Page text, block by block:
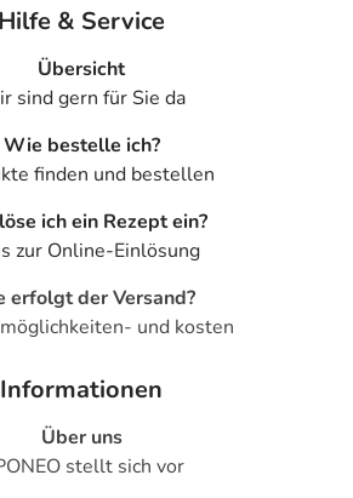
Hilfe & Service
Übersicht
sind gern für Sie da
Wie bestelle ich?
finden und bestellen
ich ein Rezept ein?
zur Online-Einlösung
erfolgt der Versand?
und kosten
Informationen
Über uns
stellt sich vor